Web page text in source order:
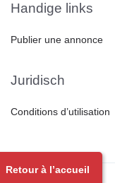
Handige links
Publier une annonce
Juridisch
Conditions d’utilisation
Retour à l’accueil